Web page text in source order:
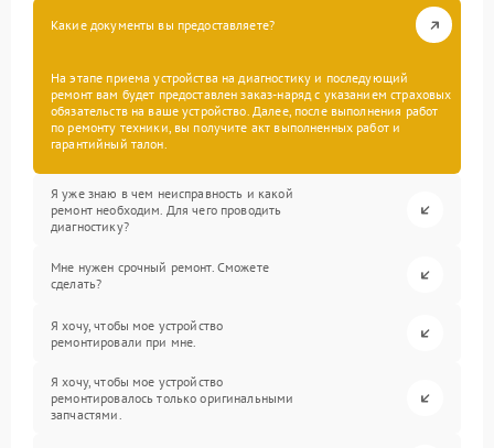
Какие документы вы предоставляете?
На этапе приема устройства на диагностику и последующий
ремонт вам будет предоставлен заказ-наряд с указанием страховых
обязательств на ваше устройство. Далее, после выполнения работ
по ремонту техники, вы получите акт выполненных работ и
гарантийный талон.
Я уже знаю в чем неисправность и какой
ремонт необходим. Для чего проводить
диагностику?
Мне нужен срочный ремонт. Сможете
сделать?
Я хочу, чтобы мое устройство
ремонтировали при мне.
Я хочу, чтобы мое устройство
ремонтировалось только оригинальными
запчастями.